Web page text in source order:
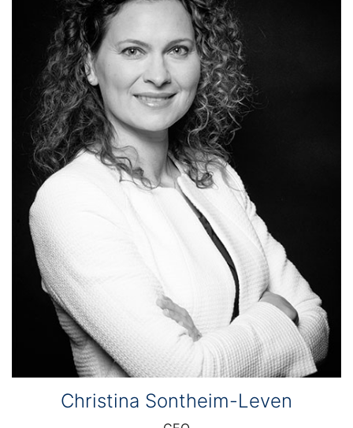
Christina Sontheim-Leven